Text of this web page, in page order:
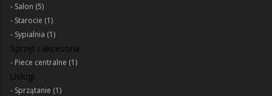
Salon (5)
Starocie (1)
Sypialnia (1)
Sprzęt i akcesoria
Piece centralne (1)
Usługi
Sprzątanie (1)